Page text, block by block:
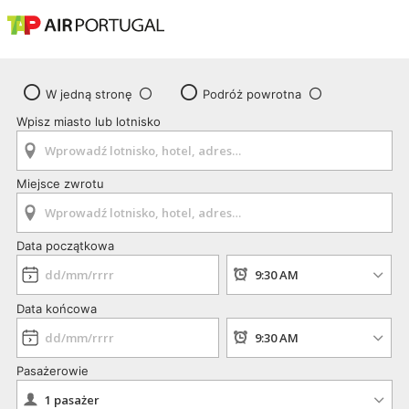
W jedną stronę
Podróż powrotna
Wpisz miasto lub lotnisko
Miejsce zwrotu
Data początkowa
Data końcowa
Pasażerowie